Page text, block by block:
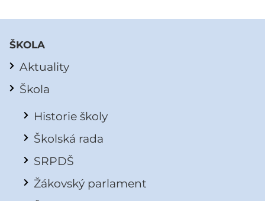
ŠKOLA
Aktuality
Škola
Historie školy
Školská rada
SRPDŠ
Žákovský parlament